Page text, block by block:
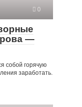
0
—
собой горячую
заработать.